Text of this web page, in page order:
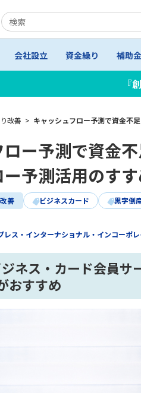
会社設立 資金繰り 補助
『
改善 > キャッシュフロー予測で資金不
ー予測で資金
予測活用のす
善 ビジネスカード 黒字倒
レス・インターナショナル・インコーポ
ネス・カード会員
おすすめ